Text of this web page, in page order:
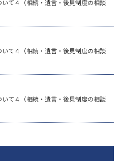
て４（相続・遺言・後見制度の相談
て４（相続・遺言・後見制度の相談
て４（相続・遺言・後見制度の相談